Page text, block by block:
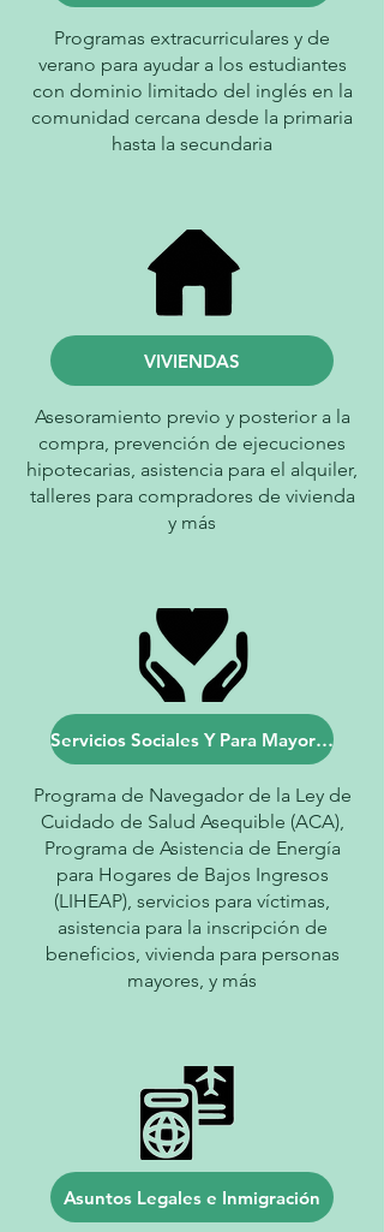
Programas extracurriculares y de
verano para ayudar a los estudiantes
con dominio limitado del inglés en la
comunidad cercana desde la primaria
hasta la secundaria
VIVIENDAS
Asesoramiento previo y posterior a la
compra, prevención de ejecuciones
hipotecarias, asistencia para el alquiler,
talleres para compradores de vivienda
y más
Servicios Sociales Y Para Mayores
Programa de Navegador de la Ley de
Cuidado de Salud Asequible (ACA),
Programa de Asistencia de Energía
para Hogares de Bajos Ingresos
(LIHEAP), servicios para víctimas,
asistencia para la inscripción de
beneficios, vivienda para personas
mayores, y más
Asuntos Legales e Inmigración